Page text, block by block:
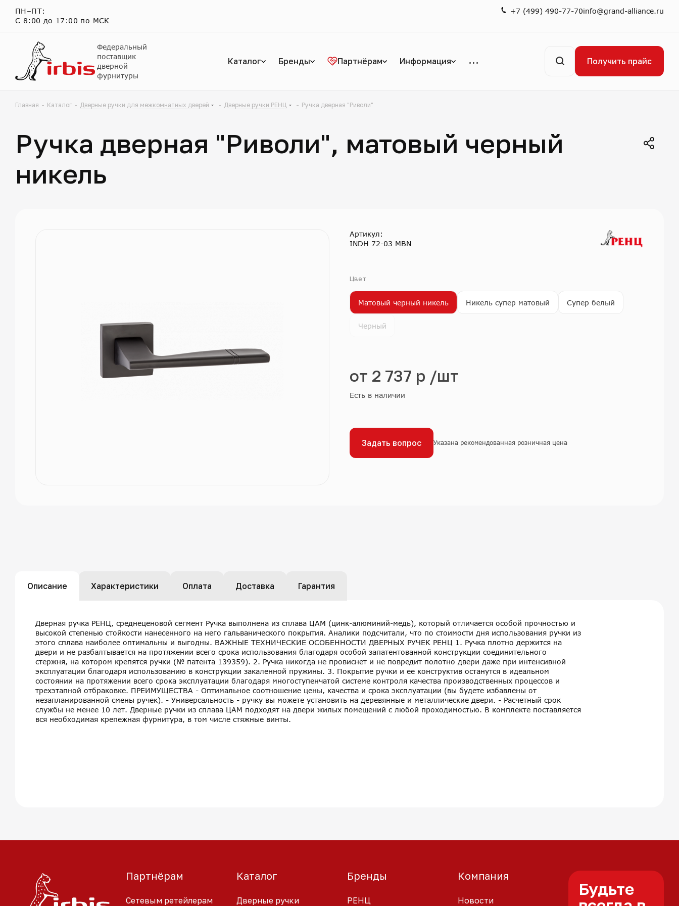
ПН–ПТ:
С 8:00 до 17:00 по МСК
+7 (499) 490-77-70info@grand-alliance.ru
Федеральный
поставщик
дверной
фурнитуры
Каталог Бренды Партнёрам Информация Получить прайс
Главная - Каталог - Дверные ручки для межкомнатных дверей - Дверные ручки РЕНЦ - Ручка дверная "Риволи"
Ручка дверная "Риволи", матовый черный
никель
Артикул:
INDH 72-03 MBN
Цвет
Матовый черный никель Никель супер матовый Супер белый
Черный
от 2 737 р /шт
Есть в наличии
Задать вопрос Указана рекомендованная розничная цена
Описание Характеристики Оплата Доставка Гарантия
Дверная ручка РЕНЦ, среднеценовой сегмент Ручка выполнена из сплава ЦАМ (цинк-алюминий-медь), который отличается особой прочностью и
высокой степенью стойкости нанесенного на него гальванического покрытия. Аналики подсчитали, что по стоимости дня использования ручки из
этого сплава наиболее оптимальны и выгодны. ВАЖНЫЕ ТЕХНИЧЕСКИЕ ОСОБЕННОСТИ ДВЕРНЫХ РУЧЕК РЕНЦ 1. Ручка плотно держится на
двери и не разбалтывается на протяжении всего срока использования благодаря особой запатентованной конструкции соединительного
стержня, на котором крепятся ручки (№ патента 139359). 2. Ручка никогда не провиснет и не повредит полотно двери даже при интенсивной
эксплуатации благодаря использованию в конструкции закаленной пружины. 3. Покрытие ручки и ее конструктив останутся в идеальном
состоянии на протяжении всего срока эксплуатации благодаря многоступенчатой системе контроля качества производственных процессов и
трехэтапной отбраковке. ПРЕИМУЩЕСТВА - Оптимальное соотношение цены, качества и срока эксплуатации (вы будете избавлены от
незапланированной смены ручек). - Универсальность - ручку вы можете установить на деревянные и металлические двери. - Расчетный срок
службы не менее 10 лет. Дверные ручки из сплава ЦАМ подходят на двери жилых помещений с любой проходимостью. В комплекте поставляется
вся необходимая крепежная фурнитура, в том числе стяжные винты.
Партнёрам
Сетевым ретейлерам
Каталог
Дверные ручки
Бренды
РЕНЦ
Компания
Новости
Будьте